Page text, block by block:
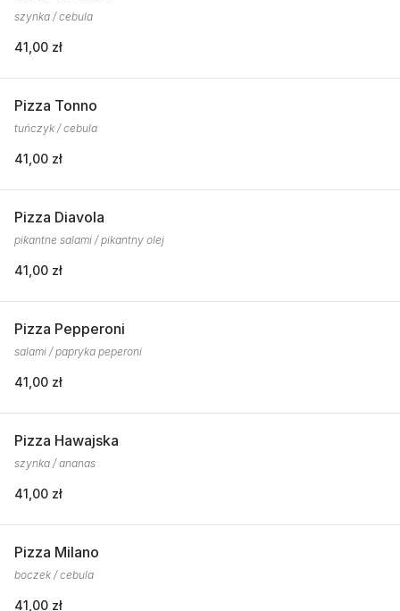
szynka / cebula
41,00 zł
Pizza Tonno
tuńczyk / cebula
41,00 zł
Pizza Diavola
pikantne salami / pikantny olej
41,00 zł
Pizza Pepperoni
salami / papryka peperoni
41,00 zł
Pizza Hawajska
szynka / ananas
41,00 zł
Pizza Milano
boczek / cebula
41,00 zł